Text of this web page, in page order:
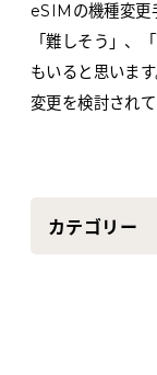
eSIMの機種変更
「難しそう」、
もいると思いま
変更を検討され
カテゴリー